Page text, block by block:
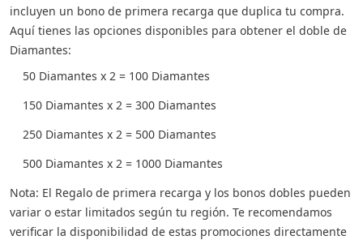
incluyen un bono de primera recarga que duplica tu compra.
Aquí tienes las opciones disponibles para obtener el doble de
Diamantes:
50 Diamantes x 2 = 100 Diamantes
150 Diamantes x 2 = 300 Diamantes
250 Diamantes x 2 = 500 Diamantes
500 Diamantes x 2 = 1000 Diamantes
Nota: El Regalo de primera recarga y los bonos dobles pueden
variar o estar limitados según tu región. Te recomendamos
verificar la disponibilidad de estas promociones directamente